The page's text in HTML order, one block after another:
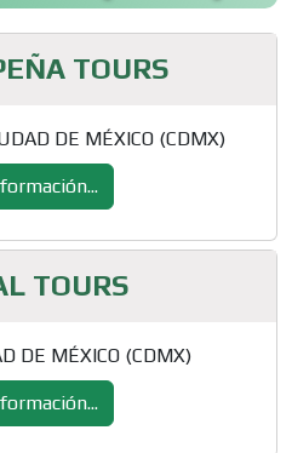
TOURS
DE MÉXICO (CDMX)
TOURS
DE MÉXICO (CDMX)